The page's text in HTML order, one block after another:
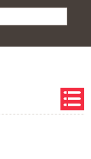
Salta
la